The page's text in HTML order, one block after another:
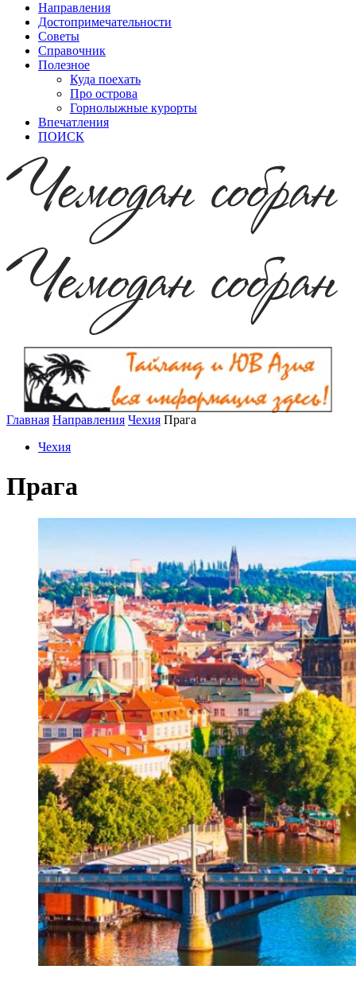
Направления
Достопримечательности
Советы
Справочник
Полезное
Куда поехать
Про острова
Горнолыжные курорты
Впечатления
ПОИСК
Главная Направления Чехия Прага
Чехия
Прага